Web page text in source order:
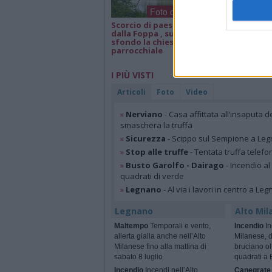
Foto dei lettori
Scorcio di paesaggio
dalla Foppa , sullo
sfondo la chiesa
parrocchiale
matrimonio,
I PIÙ VISTI
Articoli Foto Video
» Nerviano - Casa affittata all’insaputa
smaschera la truffa
» Sicurezza - Scippo sul Sempione a
» Stop alle truffe- Tentata truffa
» Busto Garolfo - Dairago - Incendio
quadrati di verde
» Legnano - Al via i lavori in centro a
Legnano
Maltempo Temporali e vento,
allerta gialla anche nell’Alto
Milanese fino alla mattina di
sabato 8 luglio
Alto
Incendio
Milanese,
bruciano
quadrati a